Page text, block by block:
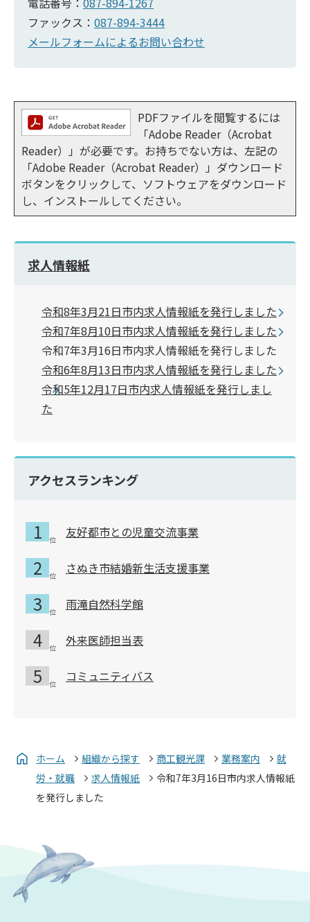
ファックス： 087-894-3444
メールフォームによるお問い合わせ
PDFファイルを閲覧するには
「Adobe Reader（Acrobat
Reader）」が必要です。お持ちでない方は、左記の
「Adobe Reader（Acrobat Reader）」ダウンロード
ボタンをクリックして、ソフトウェアをダウンロード
し、インストールしてください。
求人情報紙
令和8年3月21日市内求人情報紙を発行しました
令和7年8月10日市内求人情報紙を発行しました
令和7年3月16日市内求人情報紙を発行しました
令和6年8月13日市内求人情報紙を発行しました
令和5年12月17日市内求人情報紙を発行しまし
た
アクセスランキング
友好都市との児童交流事業
さぬき市結婚新生活支援事業
雨滝自然科学館
外来医師担当表
コミュニティバス
ホーム 組織から探す 商工観光課 業務案内
就
労・就職
求人情報紙
令和7年3月16日市内求人情報紙
を発行しました